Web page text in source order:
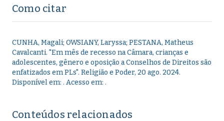
Como citar
CUNHA, Magali; OWSIANY, Laryssa; PESTANA, Matheus
Cavalcanti. "Em mês de recesso na Câmara, crianças e
adolescentes, gênero e oposição a Conselhos de Direitos são
enfatizados em PLs". Religião e Poder, 20 ago. 2024.
Disponível em: . Acesso em: .
Conteúdos relacionados